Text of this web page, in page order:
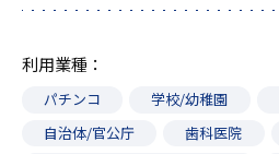
利用業種
パチンコ 学校/幼稚園
自治体/官公庁
歯科医院